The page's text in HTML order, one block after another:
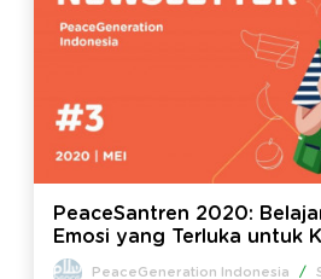
PeaceSantren 2020:
Emosi yang Terluka untuk
Newsletter Edisi #3
PeaceGeneration Indonesia /